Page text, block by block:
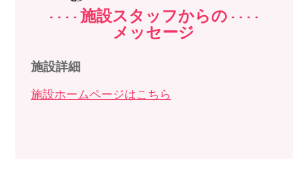
施設スタッフからの
メッセージ
施設詳細
施設ホームページはこちら